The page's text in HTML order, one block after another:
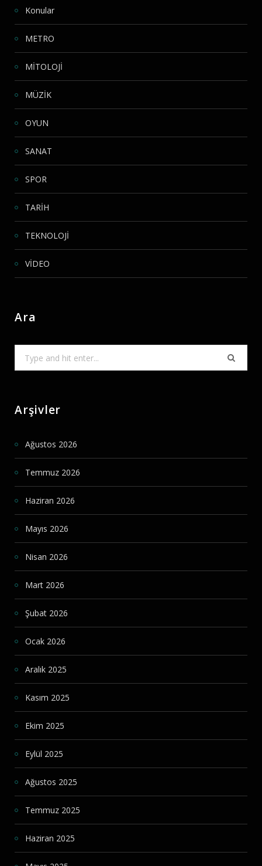
Konular
METRO
MİTOLOJİ
MÜZİK
OYUN
SANAT
SPOR
TARİH
TEKNOLOJİ
VİDEO
Ara
Arşivler
Ağustos 2026
Temmuz 2026
Haziran 2026
Mayıs 2026
Nisan 2026
Mart 2026
Şubat 2026
Ocak 2026
Aralık 2025
Kasım 2025
Ekim 2025
Eylül 2025
Ağustos 2025
Temmuz 2025
Haziran 2025